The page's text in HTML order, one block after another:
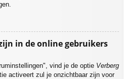
in de online gebruikers
vind je de optie Verberg
activeert zul je onzichtbaar zijn voor